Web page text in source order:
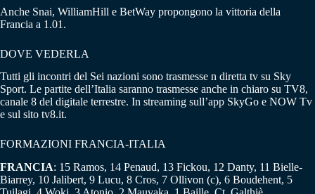
Anche Snai, WilliamHill e BetWay propongono la vittoria della
Francia a 1.01.
DOVE VEDERLA
Tutti gli incontri del Sei nazioni sono trasmesse n diretta tv su Sky
Sport. Le partite dell’Italia saranno trasmesse anche in chiaro su TV8,
canale 8 del digitale terrestre. In streaming sull’app SkyGo e NOW Tv
e sul sito tv8.it.
FORMAZIONI FRANCIA-ITALIA
FRANCIA: 15 Ramos, 14 Penaud, 13 Fickou, 12 Danty, 11 Bielle-
Biarrey, 10 Jalibert, 9 Lucu, 8 Cros, 7 Ollivon (c), 6 Boudehent, 5